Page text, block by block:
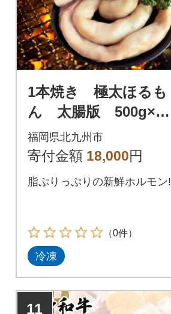
1本焼き 極太ほるも
ん 太腸版 500g×2
パック(1kg)
福岡県北九州市
寄付金額 18,000円
脂ぷりっぷりの新鮮ホルモン!
（0件）
冷凍
11